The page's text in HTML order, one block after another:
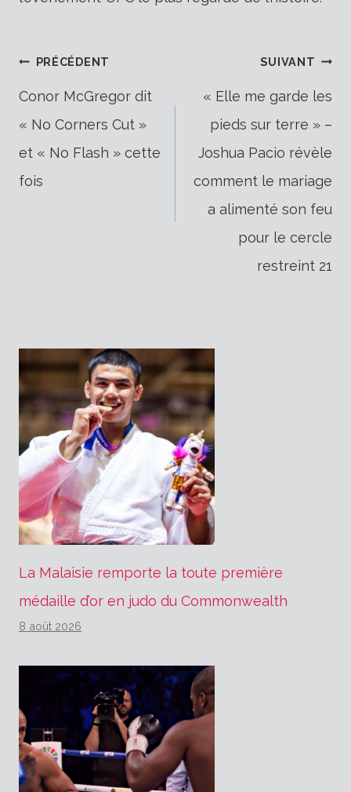
Navigation
de
l’article
PRÉCÉDENT
Conor McGregor dit
« No Corners Cut »
et « No Flash » cette
fois
SUIVANT
« Elle me garde les
pieds sur terre » –
Joshua Pacio révèle
comment le mariage
a alimenté son feu
pour le cercle
restreint 21
La Malaisie remporte la toute première
médaille d’or en judo du Commonwealth
8 août 2026